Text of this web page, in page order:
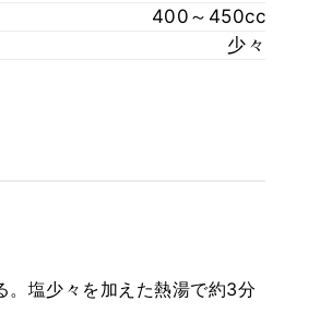
400～450cc
少々
。塩少々を加えた熱湯で約3分